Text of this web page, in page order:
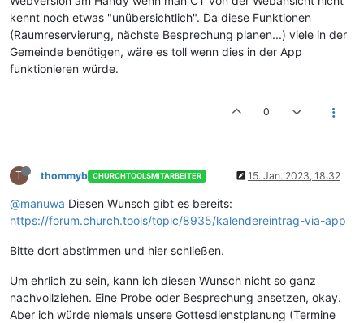
kennt noch etwas "unübersichtlich". Da diese Funktionen
(Raumreservierung, nächste Besprechung planen...) viele in der
Gemeinde benötigen, wäre es toll wenn dies in der App
funktionieren würde.
0
T thommyb CHURCHTOOLSMITARBEITER 15. Jan. 2023, 18:32
@manuwa Diesen Wunsch gibt es bereits:
https://forum.church.tools/topic/8935/kalendereintrag-via-app
Bitte dort abstimmen und hier schließen.
Um ehrlich zu sein, kann ich diesen Wunsch nicht so ganz
nachvollziehen. Eine Probe oder Besprechung ansetzen, okay.
Aber ich würde niemals unsere Gottesdienstplanung (Termine